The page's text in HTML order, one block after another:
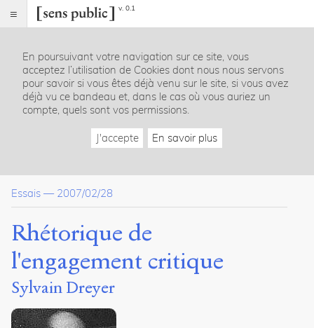
v. 0.1
Index
Article
Table
des
La critique de la rhétorique
Rhétorique de la critique et destinataire
Rhétorique, critique, épopée : les genres du politique
Notes
Citer /
Partager
/
Exporter
En poursuivant votre navigation sur ce site, vous
acceptez l’utilisation de Cookies dont nous nous servons
pour savoir si vous êtes déjà venu sur le site, si vous avez
déjà vu ce bandeau et, dans le cas où vous auriez un
compte, quels sont vos permissions.
J'accepte En savoir plus
Essais — 2007/02/28
Rhétorique de
l'engagement critique
Sylvain Dreyer